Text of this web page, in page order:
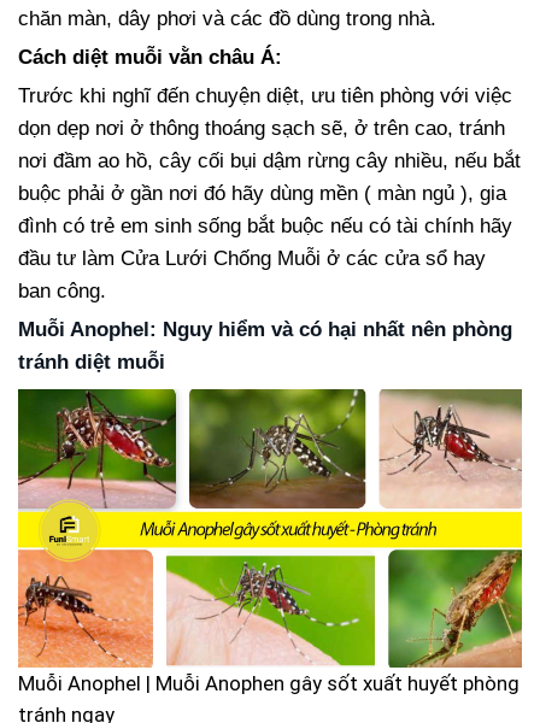
chăn màn, dây phơi và các đồ dùng trong nhà.
Cách diệt muỗi vằn châu Á:
Trước khi nghĩ đến chuyện diệt, ưu tiên phòng với việc
dọn dẹp nơi ở thông thoáng sạch sẽ, ở trên cao, tránh
nơi đầm ao hồ, cây cối bụi dậm rừng cây nhiều, nếu bắt
buộc phải ở gần nơi đó hãy dùng mền ( màn ngủ ), gia
đình có trẻ em sinh sống bắt buộc nếu có tài chính hãy
đầu tư làm Cửa Lưới Chống Muỗi ở các cửa sổ hay
ban công.
Muỗi Anophel: Nguy hiểm và có hại nhất nên phòng
tránh diệt muỗi
Muỗi Anophel | Muỗi Anophen gây sốt xuất huyết phòng
tránh ngay